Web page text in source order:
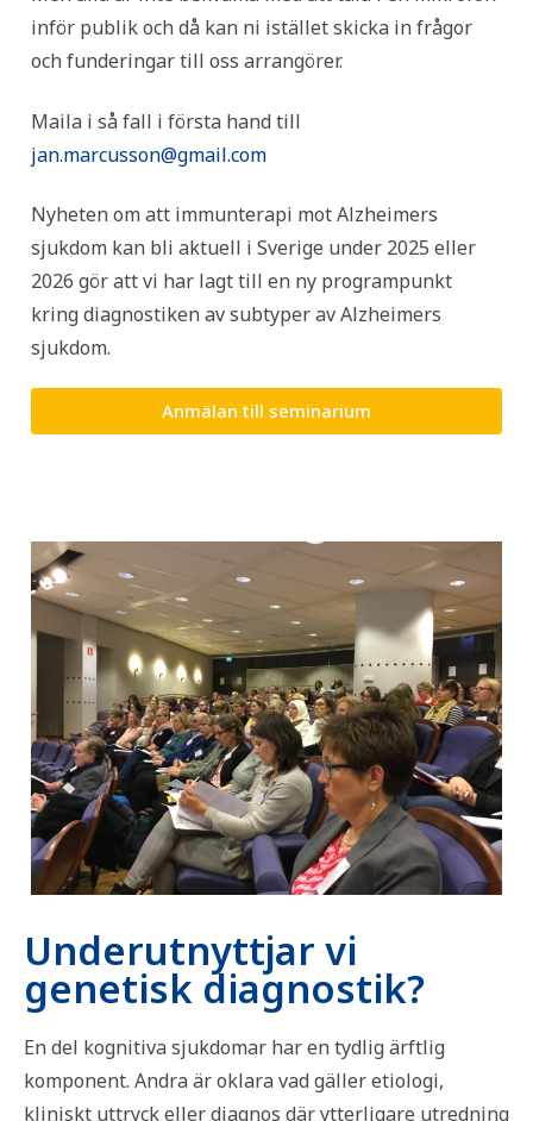
inför publik och då kan ni istället skicka in frågor
och funderingar till oss arrangörer.
Maila i så fall i första hand till
jan.marcusson@gmail.com
Nyheten om att immunterapi mot Alzheimers
sjukdom kan bli aktuell i Sverige under 2025 eller
2026 gör att vi har lagt till en ny programpunkt
kring diagnostiken av subtyper av Alzheimers
sjukdom.
Anmälan till seminarium
Underutnyttjar vi
genetisk diagnostik?
En del kognitiva sjukdomar har en tydlig ärftlig
komponent. Andra är oklara vad gäller etiologi,
kliniskt uttryck eller diagnos där ytterligare utredning